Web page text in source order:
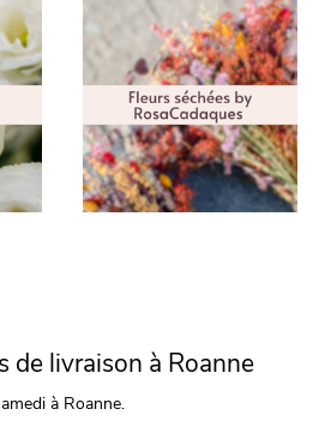
de livraison à Roanne
à Roanne.